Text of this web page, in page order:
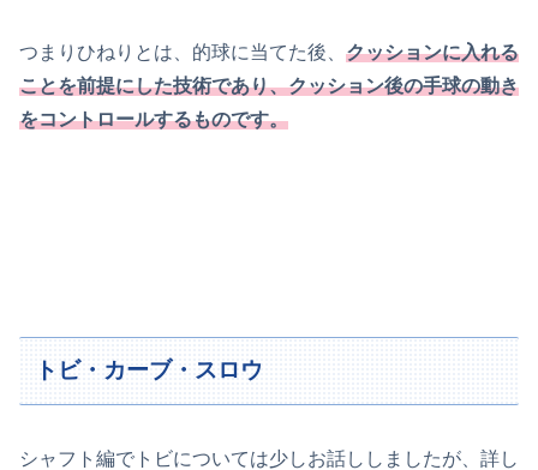
つまりひねりとは、的球に当てた後、 クッションに入れる
ことを前提にした技術であり、クッション後の手球の動き
をコントロールするものです。
トビ・カーブ・スロウ
シャフト編でトビについては少しお話ししましたが、詳し